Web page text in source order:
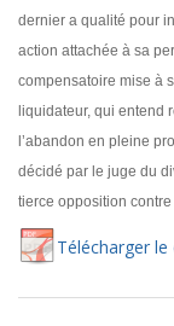
dernier a qualité pour
action attachée à sa
compensatoire mise à
liquidateur, qui entend
l’abandon en pleine
décidé par le juge du
tierce opposition
Télécharger le